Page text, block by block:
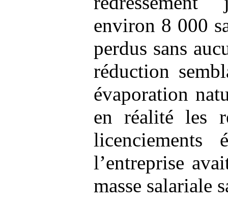
environ 8 000
perdus sans
réduction
évaporation
en réalité les
licenciements
l’entreprise
masse salariale